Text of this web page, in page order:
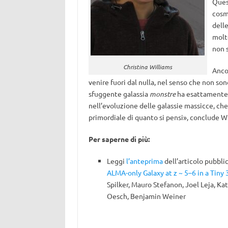
Christina Williams
non
venire fuori dal nulla, nel senso che non
sfuggente galassia monstreha
nell’evoluzione delle galassie massicce,
primordiale di quanto si pensi», conclude
Per saperne di più:
Leggi l’anteprimadell’articolo
ALMA-only Galaxy at z ~ 5–6 in a Tiny
Spilker, Mauro Stefanon, Joel Leja,
Oesch, Benjamin Weiner